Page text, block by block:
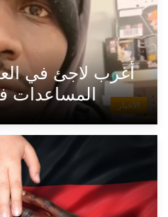
الأخبار
أغرب لاجئ في
المساعدات